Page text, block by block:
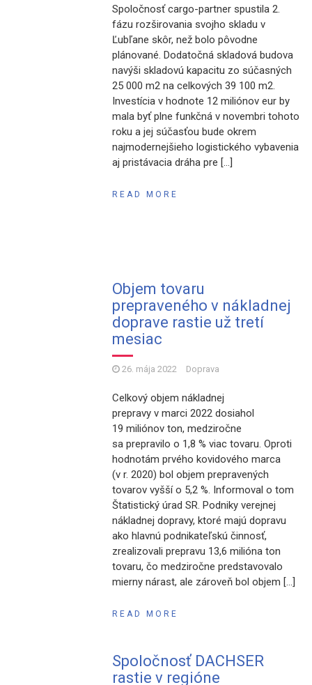
Spoločnosť cargo-partner spustila 2.
fázu rozširovania svojho skladu v
Ľubľane skôr, než bolo pôvodne
plánované. Dodatočná skladová budova
navýši skladovú kapacitu zo súčasných
25 000 m2 na celkových 39 100 m2.
Investícia v hodnote 12 miliónov eur by
mala byť plne funkčná v novembri tohoto
roku a jej súčasťou bude okrem
najmodernejšieho logistického vybavenia
aj pristávacia dráha pre […]
READ MORE
Objem tovaru
prepraveného v nákladnej
doprave rastie už tretí
mesiac
26. mája 2022 Doprava
Celkový objem nákladnej
prepravy v marci 2022 dosiahol
19 miliónov ton, medziročne
sa prepravilo o 1,8 % viac tovaru. Oproti
hodnotám prvého kovidového marca
(v r. 2020) bol objem prepravených
tovarov vyšší o 5,2 %. Informoval o tom
Štatistický úrad SR. Podniky verejnej
nákladnej dopravy, ktoré majú dopravu
ako hlavnú podnikateľskú činnosť,
zrealizovali prepravu 13,6 milióna ton
tovaru, čo medziročne predstavovalo
mierny nárast, ale zároveň bol objem […]
READ MORE
Spoločnosť DACHSER
rastie v regióne